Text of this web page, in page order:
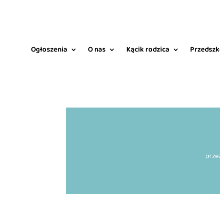
Ogłoszenia O nas Kącik rodzica